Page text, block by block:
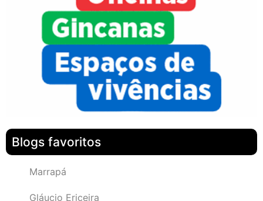
Blogs favoritos
Marrapá
Gláucio Ericeira